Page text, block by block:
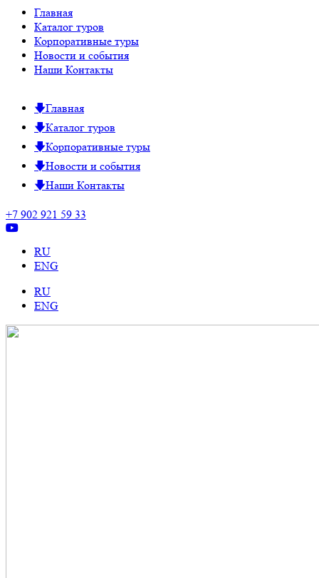
Главная
Каталог туров
Корпоративные туры
Новости и события
Наши Контакты
Главная
Каталог туров
Корпоративные туры
Новости и события
Наши Контакты
+7 902 921 59 33
RU
ENG
RU
ENG